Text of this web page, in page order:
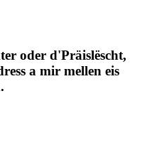
oder d'Präislëscht,
a mir mellen eis